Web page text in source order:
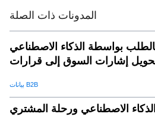
11
الخطوة 4: المشاركة متعددة القنوات
12
الخطوة 5: التحسين المستمر
14. قصص نجاح الذكاء الاصطناعي
المدونات ذات الصلة
بواسطة الذكاء الاصطناعي
إشارات السوق إلى قرارات
بيانات B2B
الذكاء الاصطناعي ورحلة المشتري B2B: من الوعي إلى